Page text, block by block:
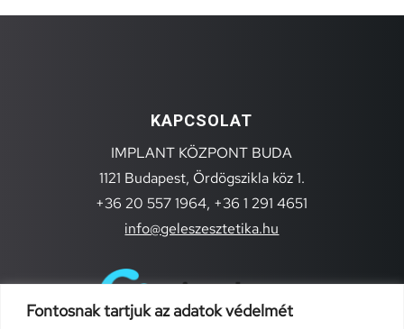
Fontosnak tartjuk az adatok védelmét
KAPCSOLAT
IMPLANT KÖZPONT BUDA
1121 Budapest, Ördögszikla köz 1.
+36 20 557 1964, +36 1 291 4651
info@geleszesztetika.hu